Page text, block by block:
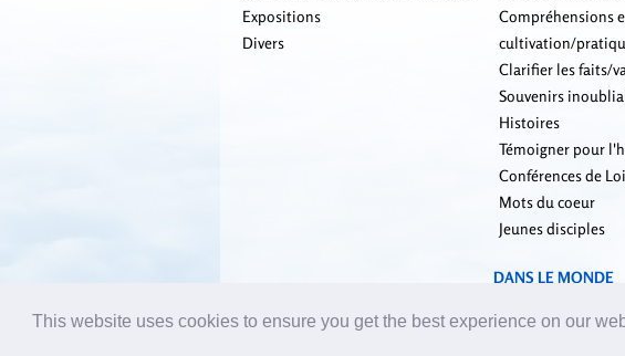
Expositions
Divers
Compréhensions
cultivation/
Clarifier les faits/
Souvenirs
Histoires
Témoigner pour
Conférences de Loi
Mots du coeur
Jeunes disciples
DANS LE MONDE
This website uses cookies to ensure you get the best experience on our